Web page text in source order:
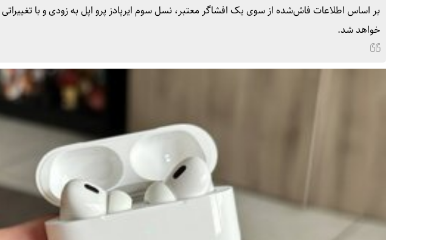
بر اساس اطلاعات فاش‌شده از سوی یک افشاگر معتبر، نسل سوم ایرپادز پرو اپل به زودی و با
خواهد شد.